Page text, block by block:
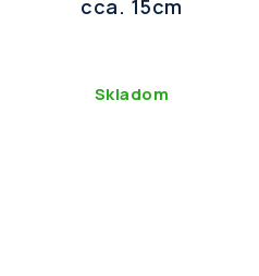
cca. 15cm
Skladom